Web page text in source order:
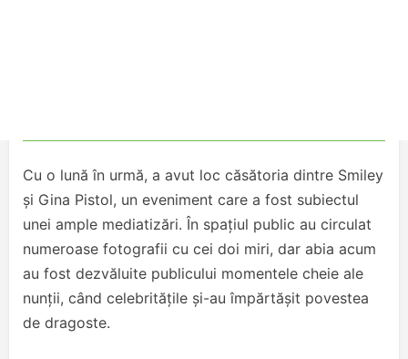
Cu o lună în urmă, a avut loc căsătoria dintre Smiley
și Gina Pistol, un eveniment care a fost subiectul
unei ample mediatizări. În spațiul public au circulat
numeroase fotografii cu cei doi miri, dar abia acum
au fost dezvăluite publicului momentele cheie ale
nunții, când celebritățile și-au împărtășit povestea
de dragoste.